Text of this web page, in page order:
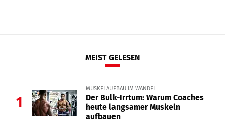
MEIST GELESEN
1
MUSKELAUFBAU IM WANDEL
Der Bulk-Irrtum: Warum Coaches
heute langsamer Muskeln
aufbauen